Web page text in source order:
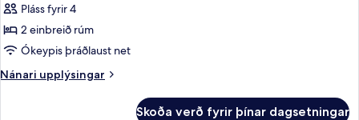
herbergi
fyrir
tvo,
rúm
Pláss fyrir 4
2 einbreið rúm
Ókeypis þráðlaust net
Nánari upplýsingar
Nánari
Skoða verð fyrir þínar dagsetningar